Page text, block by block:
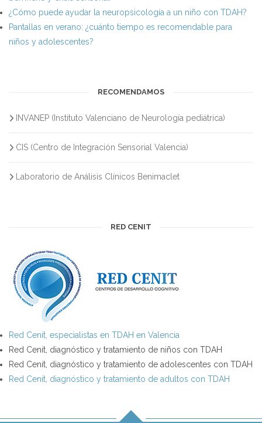
¿Cómo puede ayudar la neuropsicología a un niño con TDAH?
Pantallas en verano: ¿cuánto tiempo es recomendable para
niños y adolescentes?
RECOMENDAMOS
INVANEP (Instituto Valenciano de Neurología pediátrica)
CIS (Centro de Integración Sensorial Valencia)
Laboratorio de Análisis Clínicos Benimaclet
RED CENIT
Red Cenit, especialistas en TDAH en Valencia
Red Cenit, diagnóstico y tratamiento de niños con TDAH
Red Cenit, diagnóstico y tratamiento de adolescentes con TDAH
Red Cenit, diagnóstico y tratamiento de adultos con TDAH